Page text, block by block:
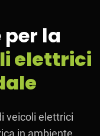
per la
elettrici
veicoli elettrici
in ambiente